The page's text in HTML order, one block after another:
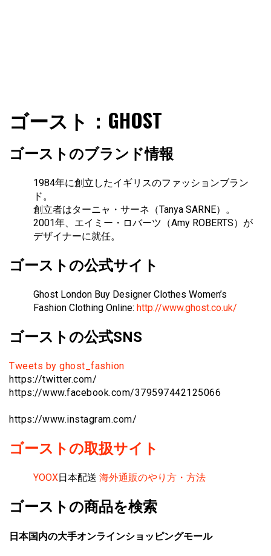
ファショコン通信
ッションとモードを分析するファッション情報サイトです
ゴースト：GHOST
ゴーストのブランド情報
1984年に創立したイギリスのファッションブラン
ド。
創立者はターニャ・サーネ（Tanya SARNE）。
2001年、エイミー・ロバーツ（Amy ROBERTS）が
デザイナーに就任。
ゴーストの公式サイト
Ghost London Buy Designer Clothes Women’s
Fashion Clothing Online: http://www.ghost.co.uk/
ゴーストの公式SNS
Tweets by ghost_fashion
https://twitter.com/
https://www.facebook.com/379597442125066
https://www.instagram.com/
ゴーストの取扱サイト
YOOX日本配送 海外通販のやり方・方法
ゴーストの商品を検索
日本国内の大手オンラインショッピングモール